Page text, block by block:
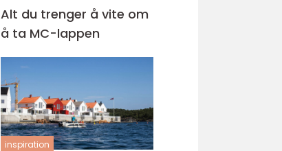
Alt du trenger å vite om
å ta MC-lappen
inspiration